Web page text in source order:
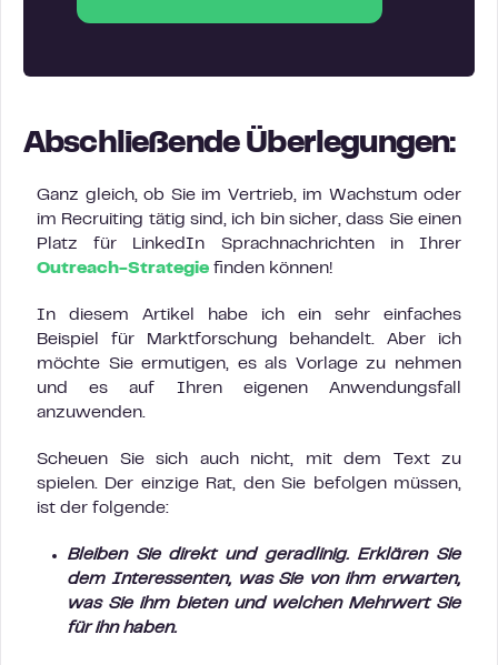
Abschließende Überlegungen:
Ganz gleich, ob Sie im Vertrieb, im Wachstum oder
im Recruiting tätig sind, ich bin sicher, dass Sie einen
Platz für LinkedIn Sprachnachrichten in Ihrer
Outreach-Strategie finden können!
In diesem Artikel habe ich ein sehr einfaches
Beispiel für Marktforschung behandelt. Aber ich
möchte Sie ermutigen, es als Vorlage zu nehmen
und es auf Ihren eigenen Anwendungsfall
anzuwenden.
Scheuen Sie sich auch nicht, mit dem Text zu
spielen. Der einzige Rat, den Sie befolgen müssen,
ist der folgende:
Bleiben Sie direkt und geradlinig. Erklären Sie
dem Interessenten, was Sie von ihm erwarten,
was Sie ihm bieten und welchen Mehrwert Sie
für ihn haben.